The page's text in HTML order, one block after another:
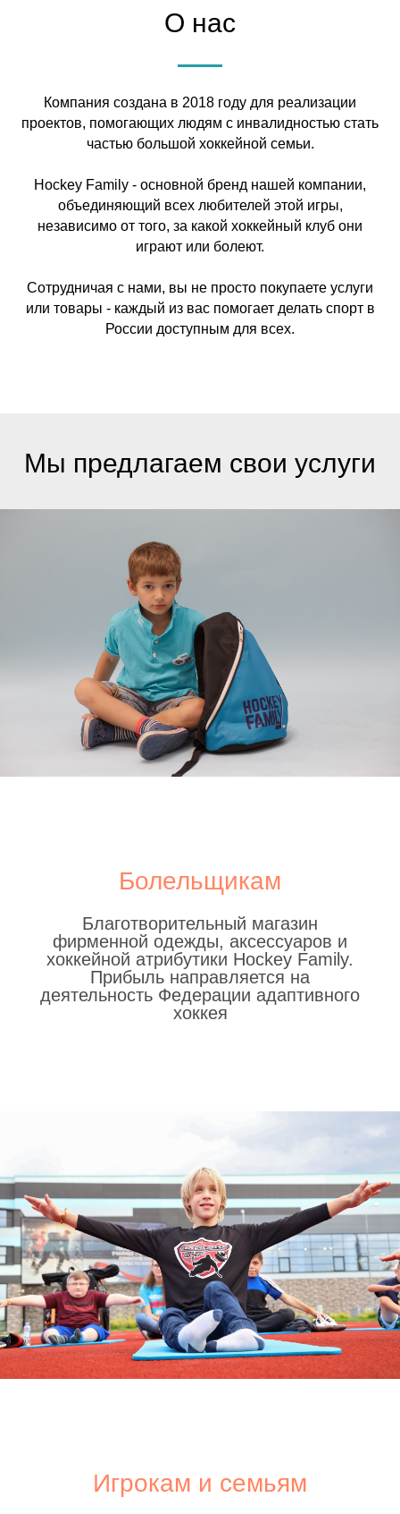
О нас
Компания создана в 2018 году для реализации
проектов, помогающих людям с инвалидностью стать
частью большой хоккейной семьи.
Hockey Family - основной бренд нашей компании,
объединяющий всех любителей этой игры,
независимо от того, за какой хоккейный клуб они
играют или болеют.
Сотрудничая с нами, вы не просто покупаете услуги
или товары - каждый из вас помогает делать спорт в
России доступным для всех.
Мы предлагаем свои услуги
Болельщикам
Благотворительный магазин
фирменной одежды, аксессуаров и
хоккейной атрибутики Hockey Family.
Прибыль направляется на
деятельность Федерации адаптивного
хоккея
Игрокам и семьям